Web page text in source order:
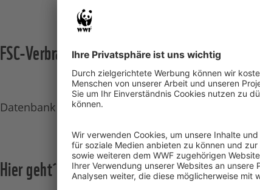
FSC-Verbrauchertipps
Datenbank zur Suche von FSC-Produkten oder FSC-
Hier geht´s zur...